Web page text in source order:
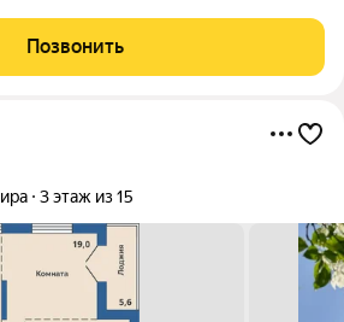
создания индивидуального
Позвонить
3 этаж из 15